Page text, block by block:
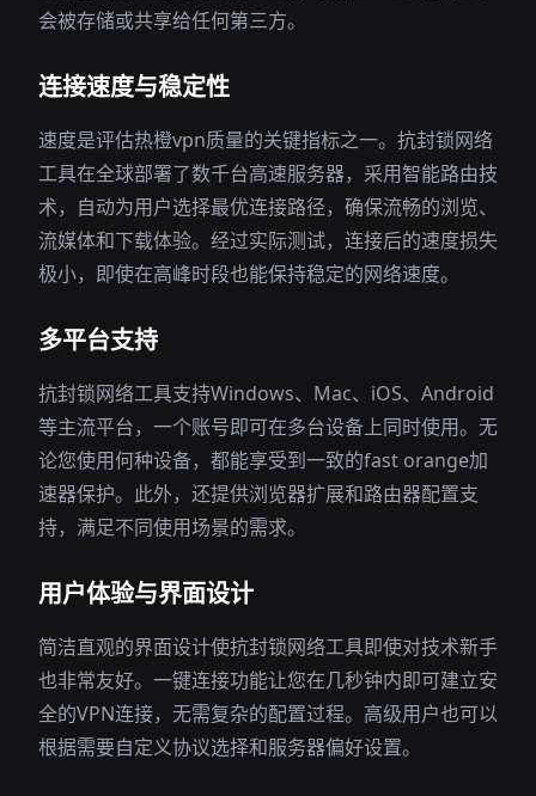
会被存储或共享给任何第三方。
连接速度与稳定性
速度是评估热橙vpn质量的关键指标之一。抗封锁网络
工具在全球部署了数千台高速服务器，采用智能路由技
术，自动为用户选择最优连接路径，确保流畅的浏览、
流媒体和下载体验。经过实际测试，连接后的速度损失
极小，即使在高峰时段也能保持稳定的网络速度。
多平台支持
抗封锁网络工具支持Windows、Mac、iOS、Android
等主流平台，一个账号即可在多台设备上同时使用。无
论您使用何种设备，都能享受到一致的fast orange加
速器保护。此外，还提供浏览器扩展和路由器配置支
持，满足不同使用场景的需求。
用户体验与界面设计
简洁直观的界面设计使抗封锁网络工具即使对技术新手
也非常友好。一键连接功能让您在几秒钟内即可建立安
全的VPN连接，无需复杂的配置过程。高级用户也可以
根据需要自定义协议选择和服务器偏好设置。